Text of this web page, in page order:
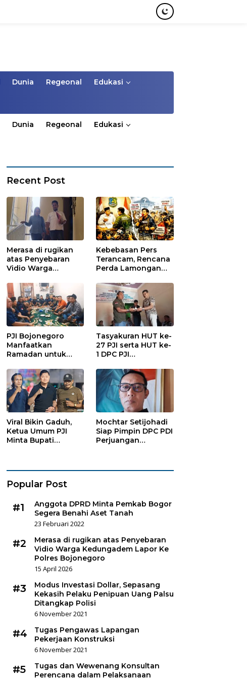
Dunia Regeonal Edukasi
Dunia Regeonal Edukasi
Recent Post
Merasa di rugikan
atas Penyebaran
Vidio Warga
Ke Polres
Bojonegoro
Kebebasan Pers
Terancam, Rencana
Perda Lamongan
PJI Bojonegoro
Manfaatkan
Ramadan untuk
Organisasi dan
Kebersamaan
Tasyakuran HUT ke-
27 PJI serta HUT ke-
1 DPC PJI
Hadiri Puluhan
Wartawan
Viral Bikin Gaduh,
Ketua Umum PJI
Minta Bupati
Mochtar Setijohadi
Siap Pimpin DPC PDI
Perjuangan
Popular Post
#1
Anggota DPRD Minta Pemkab Bogor
Segera Benahi Aset Tanah
23 Februari 2022
#2
Merasa di rugikan atas Penyebaran
Vidio Warga Kedungadem Lapor Ke
Polres Bojonegoro
15 April 2026
#3
Modus Investasi Dollar, Sepasang
Kekasih Pelaku Penipuan Uang Palsu
Ditangkap Polisi
6 November 2021
#4
Tugas Pengawas Lapangan
Pekerjaan Konstruksi
6 November 2021
#5
Tugas dan Wewenang Konsultan
Perencana dalam Pelaksanaan